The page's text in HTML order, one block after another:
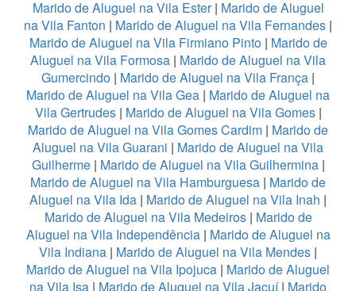
Marido de Aluguel na Vila Ester| Marido de Aluguel
na Vila Fanton | Marido de Aluguel na Vila Fernandes |
Marido de Aluguel na Vila Firmiano Pinto| Marido de
Aluguel na Vila Formosa | Marido de Aluguel na Vila
Gumercindo | Marido de Aluguel na Vila França |
Marido de Aluguel na Vila Gea | Marido de Aluguel na
Vila Gertrudes| Marido de Aluguel na Vila Gomes|
Marido de Aluguel na Vila Gomes Cardim | Marido de
Aluguel na Vila Guarani | Marido de Aluguel na Vila
Guilherme| Marido de Aluguel na Vila Guilhermina|
Marido de Aluguel na Vila Hamburguesa | Marido de
Aluguel na Vila Ida | Marido de Aluguel na Vila Inah |
Marido de Aluguel na Vila Medeiros| Marido de
Aluguel na Vila Independência| Marido de Aluguel na
Vila Indiana | Marido de Aluguel na Vila Mendes |
Marido de Aluguel na Vila Ipojuca | Marido de Aluguel
na Vila Isa | Marido de Aluguel na Vila Jacuí| Marido